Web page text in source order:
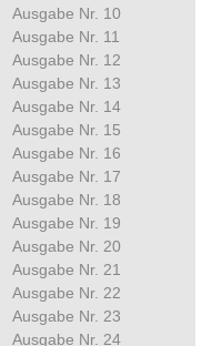
Ausgabe Nr. 10
Ausgabe Nr. 11
Ausgabe Nr. 12
Ausgabe Nr. 13
Ausgabe Nr. 14
Ausgabe Nr. 15
Ausgabe Nr. 16
Ausgabe Nr. 17
Ausgabe Nr. 18
Ausgabe Nr. 19
Ausgabe Nr. 20
Ausgabe Nr. 21
Ausgabe Nr. 22
Ausgabe Nr. 23
Ausgabe Nr. 24